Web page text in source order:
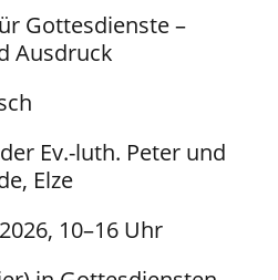
Gottesdienste –
Ausdruck
Ev.-luth. Peter und
Elze
10–16 Uhr